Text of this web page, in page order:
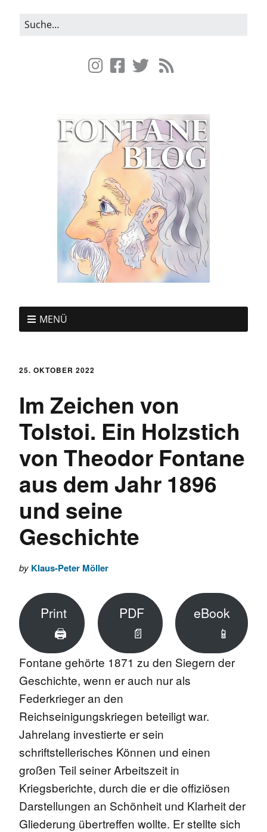
MENÜ
25. OKTOBER 2022
Im Zeichen von
Tolstoi. Ein Holzstich
von Theodor Fontane
aus dem Jahr 1896
und seine
Geschichte
by Klaus-Peter Möller
Print
🖨
PDF
📄
eBook
📱
Fontane gehörte 1871 zu den Siegern der
Geschichte, wenn er auch nur als
Federkrieger an den
Reichseinigungskriegen beteiligt war.
Jahrelang investierte er sein
schriftstellerisches Können und einen
großen Teil seiner Arbeitszeit in
Kriegsberichte, durch die er die offiziösen
Darstellungen an Schönheit und Klarheit der
Gliederung übertreffen wollte. Er stellte sich